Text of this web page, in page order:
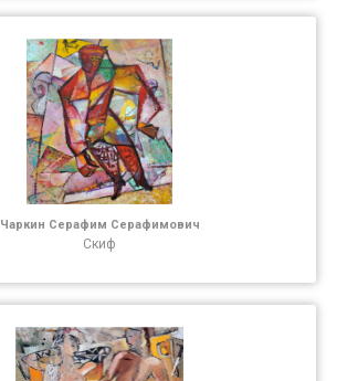
Чаркин Серафим Серафимович
Скиф